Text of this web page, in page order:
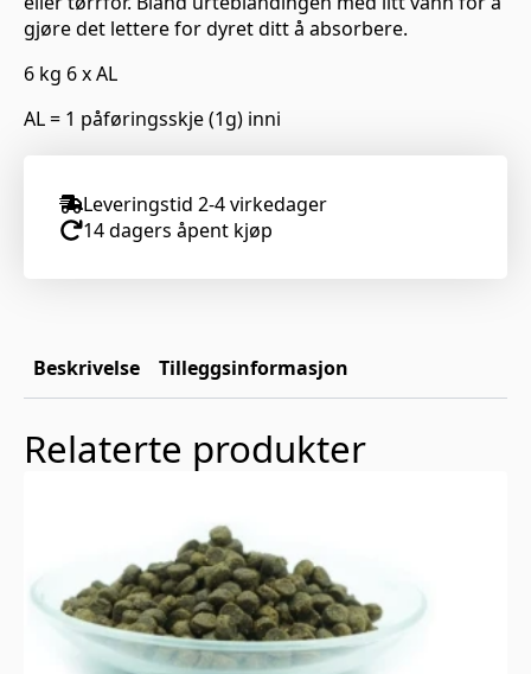
gjøre det lettere for dyret ditt å absorbere.
6 kg 6 x AL
AL = 1 påføringsskje (1g) inni
Leveringstid 2-4 virkedager
14 dagers åpent kjøp
Beskrivelse Tilleggsinformasjon
Relaterte produkter